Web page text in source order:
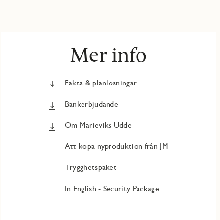
Mer info
Fakta & planlösningar
Bankerbjudande
Om Marieviks Udde
Att köpa nyproduktion från JM
Trygghetspaket
In English - Security Package